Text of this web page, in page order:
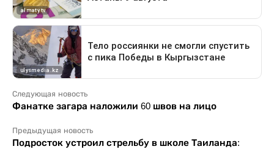
Следующая новость
Фанатке загара наложили 60 швов на лицо
Предыдущая новость
Подросток устроил стрельбу в школе Таиланда: